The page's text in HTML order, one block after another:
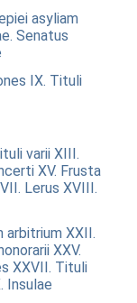
asyliam
Senatus
IX. Tituli
varii XIII.
XV. Frusta
Lerus XVIII.
arbitrium XXII.
XXV.
XXVII. Tituli
Insulae